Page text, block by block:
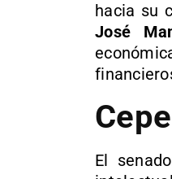
hacia su
José
El